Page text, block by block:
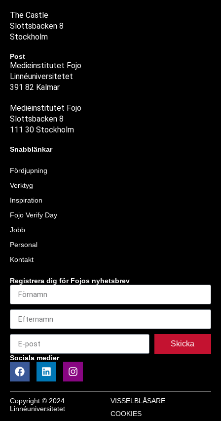
The Castle
Slottsbacken 8
Stockholm
Post
Medieinstitutet Fojo
Linnéuniversitetet
391 82 Kalmar
Medieinstitutet Fojo
Slottsbacken 8
111 30 Stockholm
Snabblänkar
Fördjupning
Verktyg
Inspiration
Fojo Verify Day
Jobb
Personal
Kontakt
Registrera dig för Fojos nyhetsbrev
Skicka
Sociala medier
Copyright © 2024
Linnéuniversitetet
VISSELBLÅSARE
COOKIES